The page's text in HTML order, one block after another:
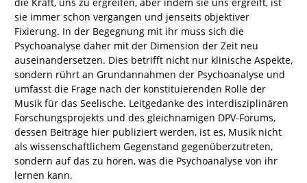
sie immer schon vergangen und jenseits objektiver
Fixierung. In der Begegnung mit ihr muss sich die
Psychoanalyse daher mit der Dimension der Zeit neu
auseinandersetzen. Dies betrifft nicht nur klinische Aspekte,
sondern rührt an Grundannahmen der Psychoanalyse und
umfasst die Frage nach der konstituierenden Rolle der
Musik für das Seelische. Leitgedanke des interdisziplinären
Forschungsprojekts und des gleichnamigen DPV-Forums,
dessen Beiträge hier publiziert werden, ist es, Musik nicht
als wissenschaftlichem Gegenstand gegenüberzutreten,
sondern auf das zu hören, was die Psychoanalyse von ihr
lernen kann.